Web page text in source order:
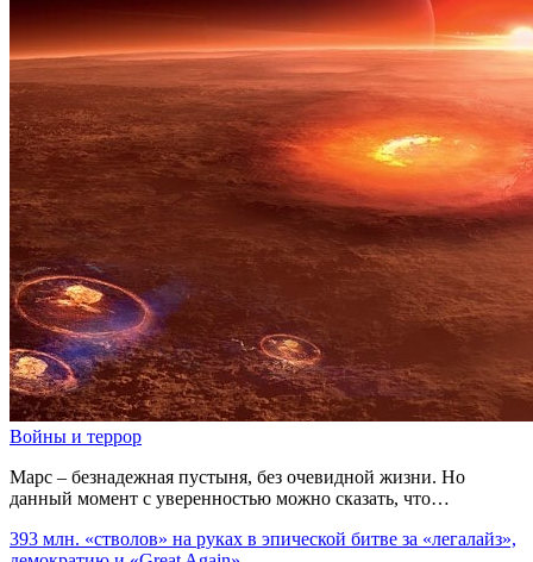
Войны и террор
Марс – безнадежная пустыня, без очевидной жизни. Но
данный момент с уверенностью можно сказать, что…
393 млн. «стволов» на руках в эпической битве за «легалайз»,